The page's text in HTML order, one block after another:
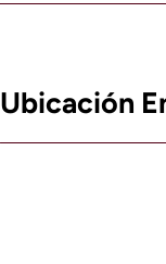
Ubicación